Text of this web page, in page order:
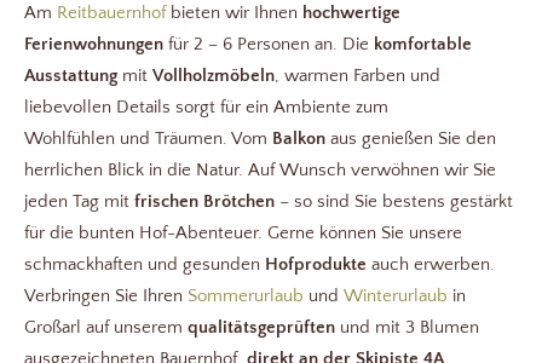
Am Reitbauernhofbieten wir Ihnen hochwertige
Ferienwohnungen für 2 – 6 Personen an. Die komfortable
Ausstattungmit Vollholzmöbeln, warmen Farben und
liebevollen Details sorgt für ein Ambiente zum
Wohlfühlen und Träumen. Vom Balkon aus genießen Sie den
herrlichen Blick in die Natur. Auf Wunsch verwöhnen wir Sie
jeden Tag mit frischen Brötchen – so sind Sie bestens gestärkt
für die bunten Hof-Abenteuer. Gerne können Sie unsere
schmackhaften und gesunden Hofprodukte auch erwerben.
Verbringen Sie Ihren Sommerurlaub und Winterurlaub in
Großarl auf unserem qualitätsgeprüften und mit 3 Blumen
ausgezeichneten Bauernhof, direkt an der Skipiste 4A.